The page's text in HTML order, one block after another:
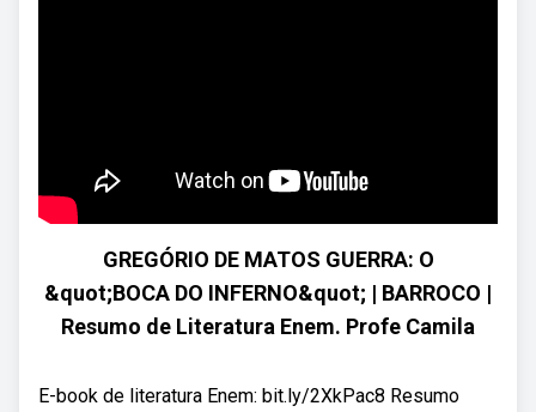
GREGÓRIO DE MATOS GUERRA: O
&quot;BOCA DO INFERNO&quot; | BARROCO |
Resumo de Literatura Enem. Profe Camila
E-book de literatura Enem: bit.ly/2XkPac8 Resumo